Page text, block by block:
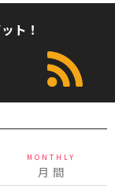
ト！
MONTHLY
月 間